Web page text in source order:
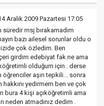
Aralık 2009 Pazartesi 17:05
msj bırakamadım
bazı ailesel sorunlar oldu o
çok özledim. Ben
girdim edebiyat fak.ne ama
olduğum için.. derse
öğrenciler aşırı tepkili... sonra
yedirmem ben ve çok
bura 4 kişi açıköğretimli ama
neden atmadınız dedim .